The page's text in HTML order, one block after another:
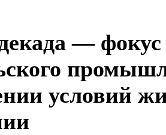
— фокус
условий